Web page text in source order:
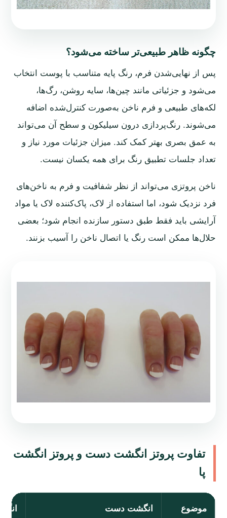
چگونه ظاهر طبیعی‌تر ساخته می‌شود؟
پس از نهایی‌شدن فرم، رنگ پایه متناسب با پوست انتخاب
می‌شود و جزئیاتی مانند چین‌ها، سایه روشن، رگ‌ها،
لکه‌های طبیعی و فرم ناخن به‌صورت کنترل‌شده اضافه
می‌شوند. رنگ‌پردازی درون سیلیکون و سطح آن می‌تواند
به عمق بصری بهتر کمک کند. میزان جزئیات مورد نیاز و
تعداد جلسات تطبیق رنگ برای همه یکسان نیست.
ناخن پروتزی می‌تواند از نظر شفافیت و فرم به ناخن‌های
فرد نزدیک شود، اما استفاده از لاک، پاک‌کننده لاک یا مواد
آرایشی باید فقط طبق دستور سازنده انجام شود؛ بعضی
حلال‌ها ممکن است رنگ یا اتصال ناخن را آسیب بزنند.
تفاوت پروتز انگشت دست و پروتز انگشت
پا
موضوع انگشت دست